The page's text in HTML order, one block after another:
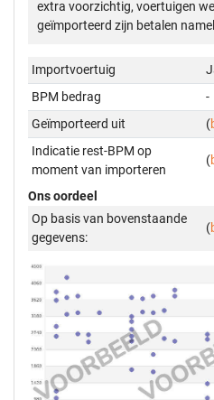
extra voorzichtig, voertuigen
geïmporteerd zijn betalen
Importvoertuig
BPM bedrag
-
Geïmporteerd uit
(
Indicatie rest-BPM op
moment van importeren
(
Ons oordeel
Op basis van bovenstaande
gegevens:
(